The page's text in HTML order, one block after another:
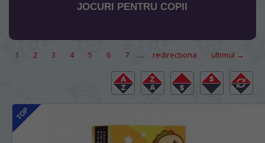
JOCURI PENTRU COPII
1 2 3 4 5 6 7 .... redirecţiona ultimul →